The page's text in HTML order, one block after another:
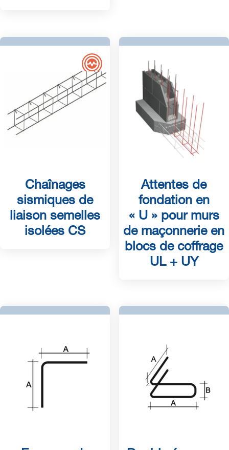
Chaînages
sismiques de
liaison semelles
isolées CS
Attentes de
fondation en
« U » pour murs
de maçonnerie en
blocs de coffrage
UL + UY